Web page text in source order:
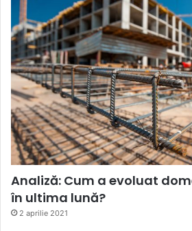
Analiză: Cum a evoluat
în ultima lună?
2 aprilie 2021